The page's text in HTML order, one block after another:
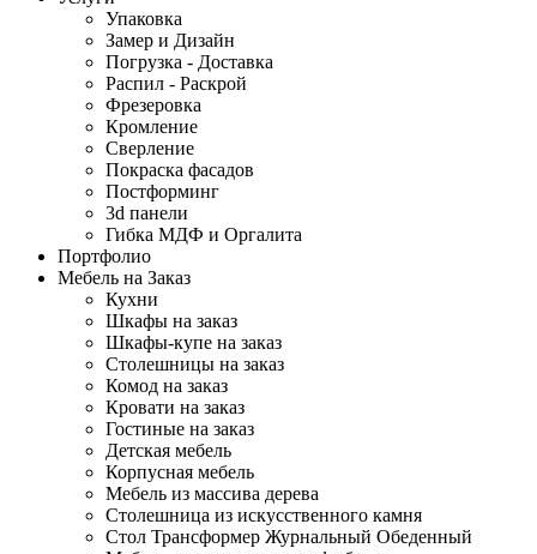
Упаковка
Замер и Дизайн
Погрузка - Доставка
Распил - Раскрой
Фрезеровка
Кромление
Сверление
Покраска фасадов
Постформинг
3d панели
Гибка МДФ и Оргалита
Портфолио
Мебель на Заказ
Кухни
Шкафы на заказ
Шкафы-купе на заказ
Столешницы на заказ
Комод на заказ
Кровати на заказ
Гостиные на заказ
Детская мебель
Корпусная мебель
Мебель из массива дерева
Столешница из искусственного камня
Стол Трансформер Журнальный Обеденный